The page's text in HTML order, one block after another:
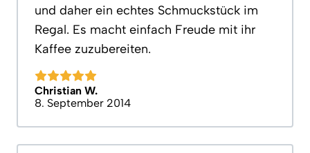
und daher ein echtes Schmuckstück im
Regal. Es macht einfach Freude mit ihr
Kaffee zuzubereiten.
Christian W.
8. September 2014